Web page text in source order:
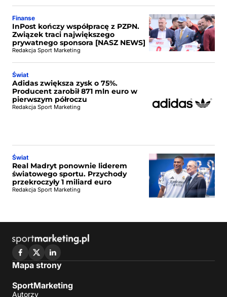
Finanse
InPost kończy współpracę z PZPN.
Związek traci największego
prywatnego sponsora [NASZ NEWS]
Redakcja Sport Marketing
Świat
Adidas zwiększa zysk o 75%.
Producent zarobił 871 mln euro w
pierwszym półroczu
Redakcja Sport Marketing
Świat
Real Madryt ponownie liderem
światowego sportu. Przychody
przekroczyły 1 miliard euro
Redakcja Sport Marketing
Mapa strony
SportMarketing
Autorzy